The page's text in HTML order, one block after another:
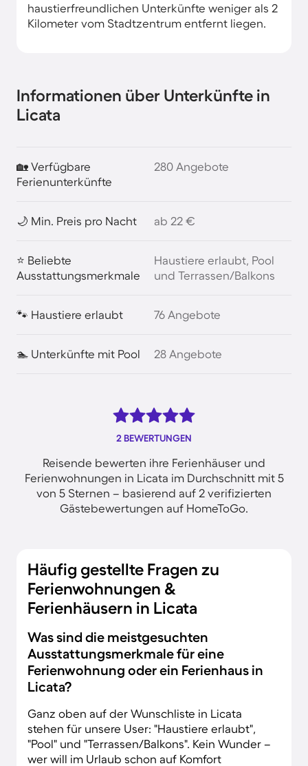
haustierfreundlichen Unterkünfte weniger als 2
Kilometer vom Stadtzentrum entfernt liegen.
Informationen über Unterkünfte in
Licata
🏡 Verfügbare
Ferienunterkünfte
280 Angebote
🌙 Min. Preis pro Nacht ab 22 €
⭐ Beliebte
Ausstattungsmerkmale
Haustiere erlaubt, Pool
und Terrassen/Balkons
🐾 Haustiere erlaubt 76 Angebote
🏊 Unterkünfte mit Pool 28 Angebote
2 BEWERTUNGEN
Reisende bewerten ihre Ferienhäuser und
Ferienwohnungen in Licata im Durchschnitt mit 5
von 5 Sternen – basierend auf 2 verifizierten
Gästebewertungen auf HomeToGo.
Häufig gestellte Fragen zu
Ferienwohnungen &
Ferienhäusern in Licata
Was sind die meistgesuchten
Ausstattungsmerkmale für eine
Ferienwohnung oder ein Ferienhaus in
Licata?
Ganz oben auf der Wunschliste in Licata
stehen für unsere User: "Haustiere erlaubt",
"Pool" und "Terrassen/Balkons". Kein Wunder –
wer will im Urlaub schon auf Komfort